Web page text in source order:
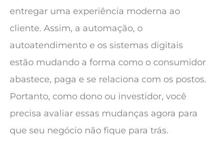
entregar uma experiência moderna ao
cliente. Assim, a automação, o
autoatendimento e os sistemas digitais
estão mudando a forma como o consumidor
abastece, paga e se relaciona com os postos.
Portanto, como dono ou investidor, você
precisa avaliar essas mudanças agora para
que seu negócio não fique para trás.